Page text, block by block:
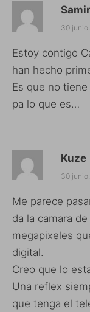
Samir
30
Estoy contigo
han hecho
Es que no
pa lo que es…
Kuze
30
Me parece
da la camara
megapixeles
digital.
Creo que lo
Una reflex
que tenga el